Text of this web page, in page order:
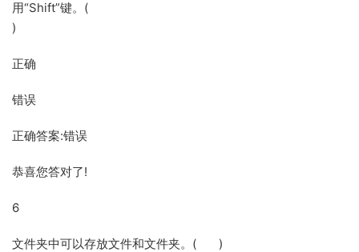
用“Shift”键。(
)
正确
错误
正确答案:错误
恭喜您答对了!
6
文件夹中可以存放文件和文件夹。( )